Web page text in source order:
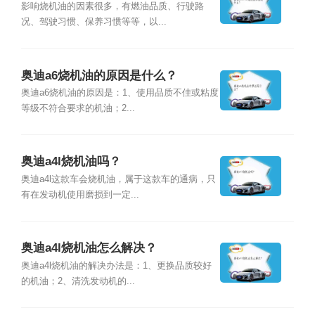
影响烧机油的因素很多，有燃油品质、行驶路
况、驾驶习惯、保养习惯等等，以...
奥迪a6烧机油的原因是什么？
奥迪a6烧机油的原因是：1、使用品质不佳或粘度
等级不符合要求的机油；2...
奥迪a4l烧机油吗？
奥迪a4l这款车会烧机油，属于这款车的通病，只
有在发动机使用磨损到一定...
奥迪a4l烧机油怎么解决？
奥迪a4l烧机油的解决办法是：1、更换品质较好
的机油；2、清洗发动机的...